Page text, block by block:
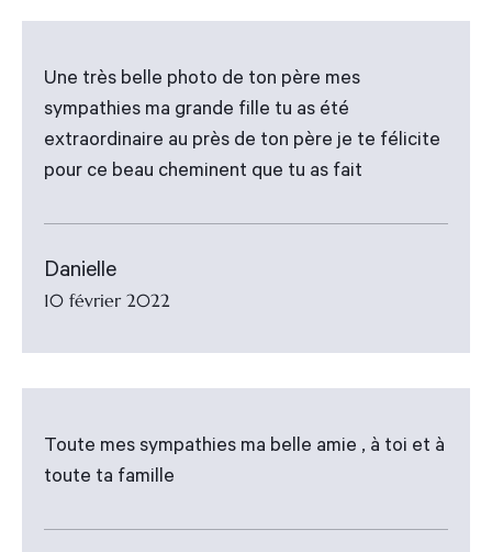
Une très belle photo de ton père mes
sympathies ma grande fille tu as été
extraordinaire au près de ton père je te félicite
pour ce beau cheminent que tu as fait
Danielle
10 février 2022
Toute mes sympathies ma belle amie , à toi et à
toute ta famille